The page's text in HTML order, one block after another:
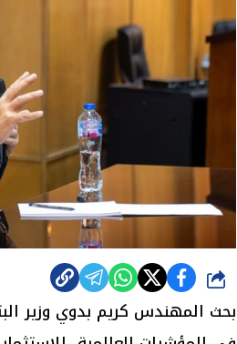
شارك
بحث المهندس كريم بدوي وزير